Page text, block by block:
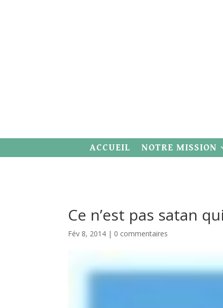
ACCUEIL NOTRE MISSION
Ce n’est pas satan
Fév 8, 2014 | 0 commentaires